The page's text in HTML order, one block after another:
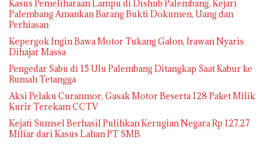
Kasus Pemeliharaan Lampu di Dishub Palembang, Kejari
Palembang Amankan Barang Bukti Dokumen, Uang dan
Perhiasan
Kepergok Ingin Bawa Motor Tukang Galon, Irawan Nyaris
Dihajar Massa
Pengedar Sabu di 15 Ulu Palembang Ditangkap Saat Kabur ke
Rumah Tetangga
Aksi Pelaku Curanmor, Gasak Motor Beserta 128 Paket Milik
Kurir Terekam CCTV
Kejati Sumsel Berhasil Pulihkan Kerugian Negara Rp 127,27
Miliar dari Kasus Lahan PT SMB